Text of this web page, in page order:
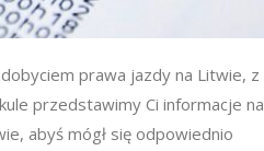
prawa jazdy na Litwie, z
przedstawimy Ci informacje na
abyś mógł się odpowiednio